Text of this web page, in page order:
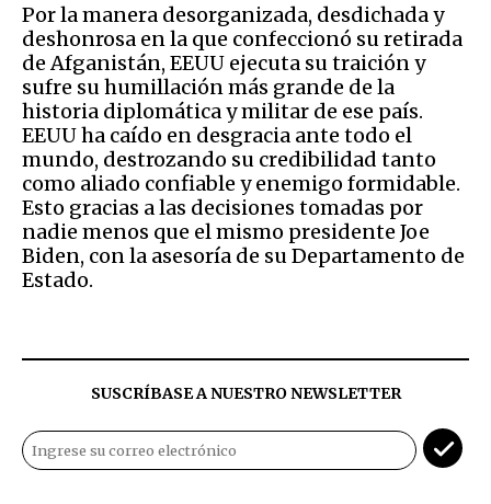
Por la manera desorganizada, desdichada y
deshonrosa en la que confeccionó su retirada
de Afganistán, EEUU ejecuta su traición y
sufre su humillación más grande de la
historia diplomática y militar de ese país.
EEUU ha caído en desgracia ante todo el
mundo, destrozando su credibilidad tanto
como aliado confiable y enemigo formidable.
Esto gracias a las decisiones tomadas por
nadie menos que el mismo presidente Joe
Biden, con la asesoría de su Departamento de
Estado.
SUSCRÍBASE A NUESTRO NEWSLETTER